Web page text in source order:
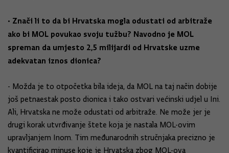
• Znači li to da bi Hrvatska mogla odustati od arbitraže
ako bi MOL povukao svoju tužbu? Navodno je MOL
spreman da umjesto 2,5 milijardi od Hrvatske uzme
adekvatan iznos dionica?
- Možda je to otpočetka bila ideja, da MOL na taj način dobije
još petnaestak posto dionica i tako ostvari većinski udjel u Ini.
Ali, Hrvatska ne može odustati od arbitraže. Ne može jer je
drugi korak utvrđivanje štete koja je nastala MOL-ovim
upravljanjem Inom. Tim međunarodnih stručnjaka precizno je
kvantificirao minuse koje je Hrvatska zbog MOL-ova